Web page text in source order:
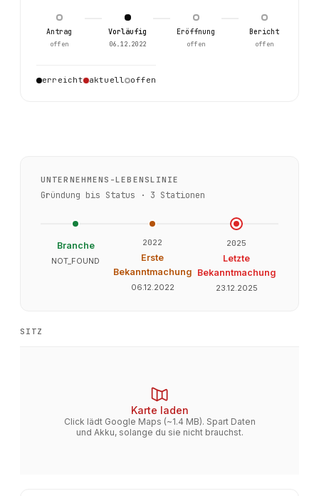
Antrag
offen
Vorläufig
06.12.2022
Eröffnung
offen
Bericht
offen
erreicht aktuell offen
UNTERNEHMENS-LEBENSLINIE
Gründung bis Status · 3 Stationen
Branche
NOT_FOUND
2022
Erste
Bekanntmachung
06.12.2022
2025
Letzte
Bekanntmachung
23.12.2025
SITZ
Karte laden
Click lädt Google Maps (~1.4 MB). Spart Daten
und Akku, solange du sie nicht brauchst.